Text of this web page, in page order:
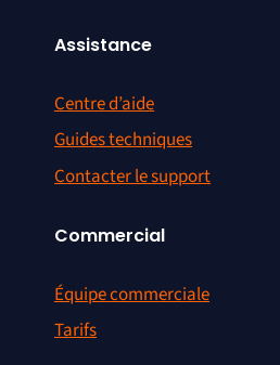
Assistance
Centre d’aide
Guides techniques
Contacter le support
Commercial
Équipe commerciale
Tarifs